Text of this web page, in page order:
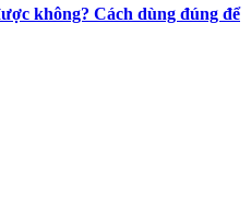
không? Cách dùng đúng để